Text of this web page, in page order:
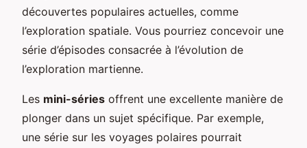
découvertes populaires actuelles, comme
l’exploration spatiale. Vous pourriez concevoir une
série d’épisodes consacrée à l’évolution de
l’exploration martienne.
Les mini-séries offrent une excellente manière de
plonger dans un sujet spécifique. Par exemple,
une série sur les voyages polaires pourrait